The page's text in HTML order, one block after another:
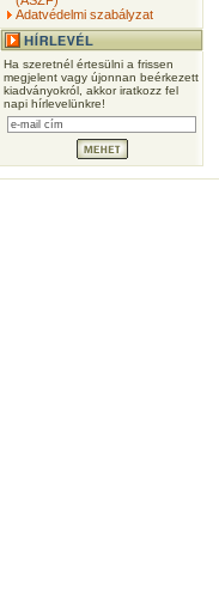
Adatvédelmi szabályzat
Ha szeretnél értesülni a frissen
megjelent vagy újonnan beérkezett
kiadványokról, akkor iratkozz fel
napi hírlevelünkre!